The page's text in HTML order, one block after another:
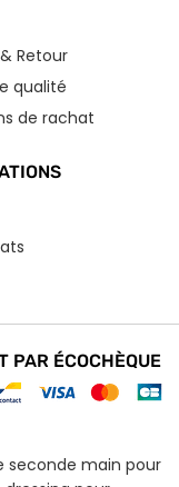
Retour
qualité
de rachat
PAR ÉCOCHÈQUE
seconde main pour